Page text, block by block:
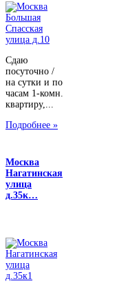
Сдаю
посуточно /
на сутки и по
часам 1-комн.
квартиру,...
Подробнее »
Москва
Нагатинская
улица
д.35к…